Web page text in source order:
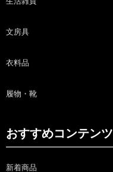
文房具
衣料品
履物・靴
おすすめコンテンツ
新着商品